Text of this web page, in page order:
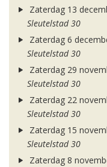
Zaterdag 13
Sleutelstad 30
Zaterdag 6
Sleutelstad 30
Zaterdag 29
Sleutelstad 30
Zaterdag 22
Sleutelstad 30
Zaterdag 15
Sleutelstad 30
Zaterdag 8